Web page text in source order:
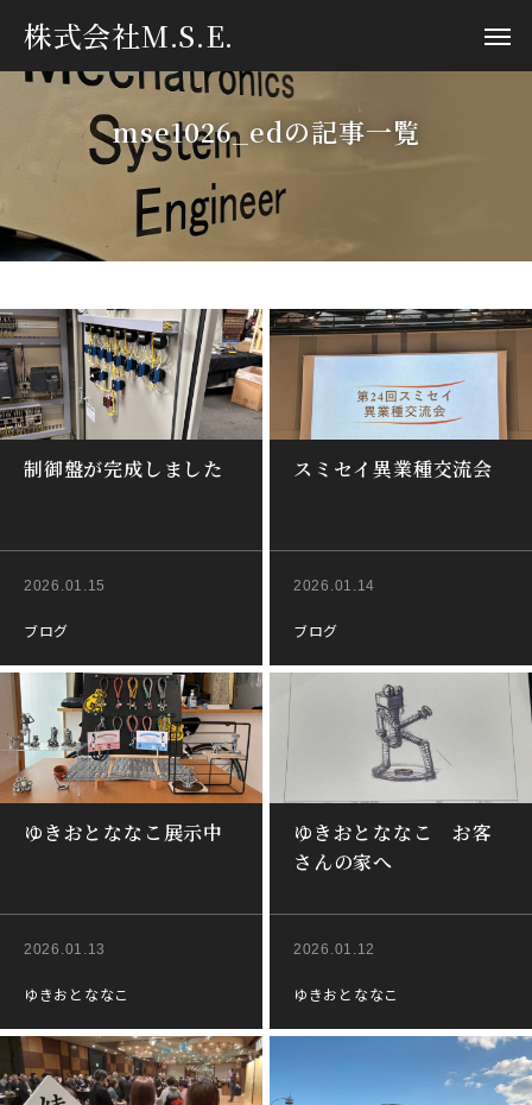
株式会社M.S.E.
mse1026_edの記事一覧
制御盤が完成しました
2026.01.15
ブログ
スミセイ異業種交流会
2026.01.14
ブログ
ゆきおとななこ展示中
2026.01.13
ゆきおとななこ
ゆきおとななこ お客
さんの家へ
2026.01.12
ゆきおとななこ